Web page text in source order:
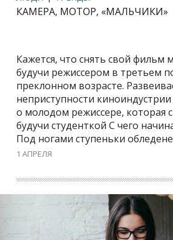
КАМЕРА, МОТОР, «МАЛЬЧИКИ»
Кажется, что снять свой фильм
будучи режиссером в третьем
преклонном возрасте.
неприступности
о молодом режиссере, которая
будучи студенткой С чего
Под ногами ступеньки
1 АПРЕЛЯ